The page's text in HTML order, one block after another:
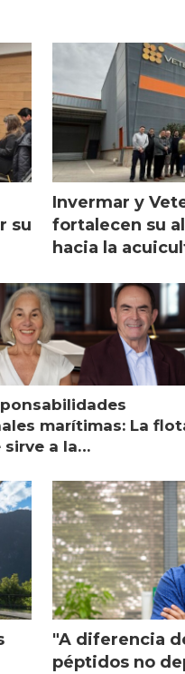
su
Invermar y
fortalecen su
hacia la
marítimas: La
sirve a la
"A diferencia
péptidos no